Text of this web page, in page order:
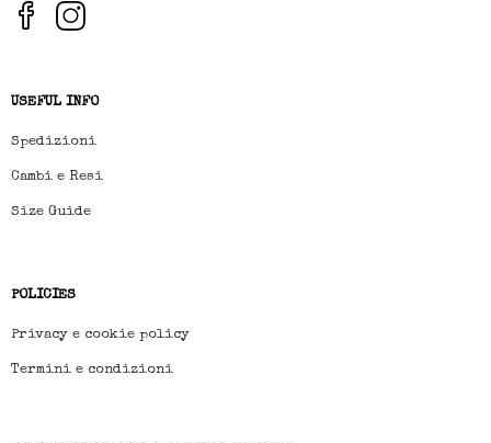
USEFUL INFO
Spedizioni
Cambi e Resi
Size Guide
POLICIES
Privacy e cookie policy
Termini e condizioni